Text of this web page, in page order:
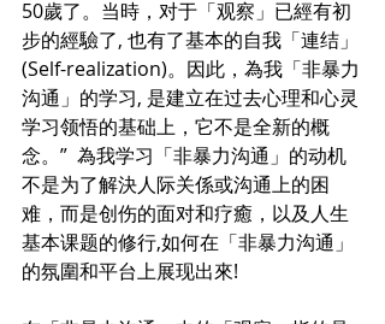
50歲了。当時，对于「观察」已經有初
步的經驗了, 也有了基本的自我「連结」
(Self-realization)。因此，為我「非暴力
沟通」的学习, 是建立在过去心理和心灵
学习领悟的基础上，它不是全新的概
念。” 為我学习「非暴力沟通」的动机
不是为了解決人际关係或沟通上的困
难，而是创伤的面对和疗癒，以及人生
基本课题的修行,如何在「非暴力沟通」
的氛圍和平台上展现出來!